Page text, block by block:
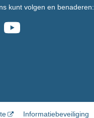
kunt volgen en benaderen:
Informatiebeveiliging